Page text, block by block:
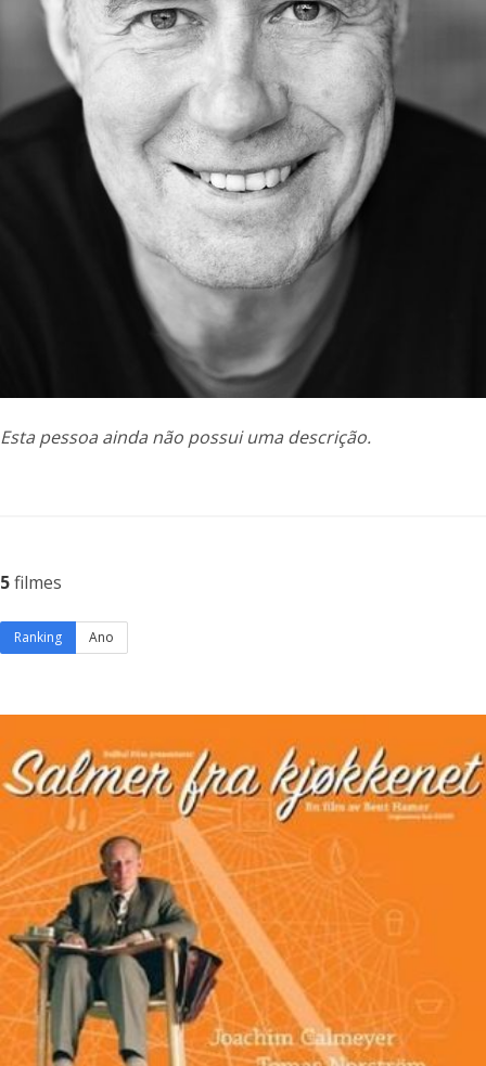
Esta pessoa ainda não possui uma descrição.
5filmes
Ranking Ano